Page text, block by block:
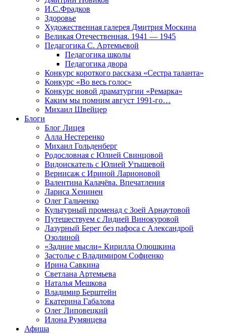
И.С.Фрадков
Здоровье
Художественная галерея Дмитрия Москина
Великая Отечественная. 1941 — 1945
Педагогика С. Артемьевой
Педагогика школы
Педагогика двора
Конкурс короткого рассказа «Сестра таланта»
Конкурс «Во весь голос»
Конкурс новой драматургии «Ремарка»
Каким мы помним август 1991-го…
Михаил Швейцер
Блоги
Блог Лицея
Алла Нестеренко
Михаил Гольденберг
Родословная с Юлией Свинцовой
Видоискатель с Юлией Утышевой
Вернисаж с Ириной Ларионовой
Валентина Калачёва. Впечатления
Лариса Хенинен
Олег Гальченко
Культурный променад с Зоей Арнаутовой
Путешествуем с Лидией Винокуровой
Лазурный Берег без пафоса с Александрой
Озолиной
«Задние мысли» Кирилла Олюшкина
Застолье с Владимиром Софиенко
Ирина Савкина
Светлана Артемьева
Наталья Мешкова
Владимир Берштейн
Екатерина Габалова
Олег Липовецкий
Илона Румянцева
Афиша